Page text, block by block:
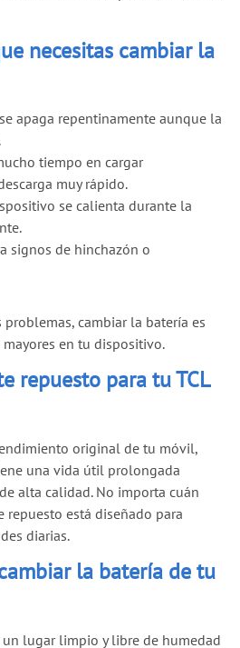
necesitas cambiar la
apaga repentinamente aunque la
tiempo en cargar
muy rápido.
se calienta durante la
signos de hinchazón o
cambiar la batería es
en tu dispositivo.
repuesto para tu TCL
original de tu móvil,
una vida útil prolongada
alta calidad. No importa cuán
repuesto está diseñado para
diarias.
la batería de tu
lugar limpio y libre de humedad